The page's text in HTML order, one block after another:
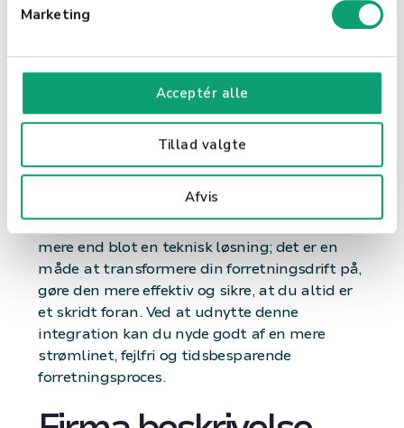
Marketing
Acceptér alle
Tillad valgte
Afvis
opdaterede og korrekte, hvilket øger din
virksomheds pålidelighed i kundernes øjne.
Nem Bogføring med Et Klik
Enkelt Bogføringsproces: Med kun ét klik kan
du godkende dit daglige salg i Billy. Dette
forenkler bogføringsprocessen betydeligt og
frigør tid til andre vigtige opgaver i din
virksomhed.
Integrationen mellem Shopbox og Billy er
mere end blot en teknisk løsning; det er en
måde at transformere din forretningsdrift på,
gøre den mere effektiv og sikre, at du altid er
et skridt foran. Ved at udnytte denne
integration kan du nyde godt af en mere
strømlinet, fejlfri og tidsbesparende
forretningsproces.